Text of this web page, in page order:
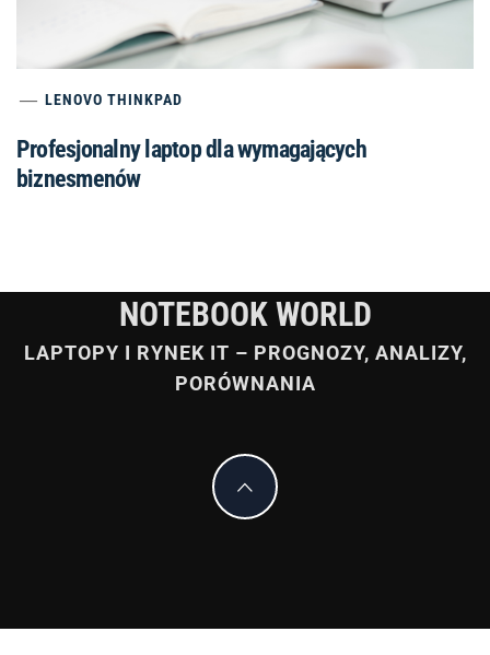
LENOVO THINKPAD
Profesjonalny laptop dla wymagających
biznesmenów
NOTEBOOK WORLD
LAPTOPY I RYNEK IT – PROGNOZY, ANALIZY,
PORÓWNANIA